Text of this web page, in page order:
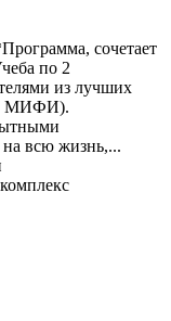
сочетает
по 2
из лучших
МИФИ).
на всю жизнь,...